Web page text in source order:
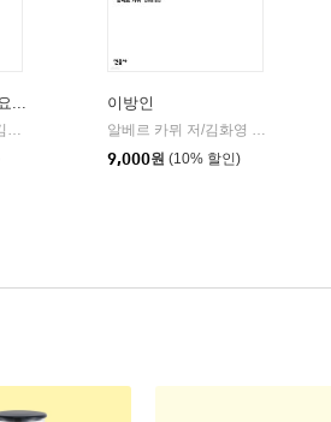
... 이방인
9,000원 (10% 할인)